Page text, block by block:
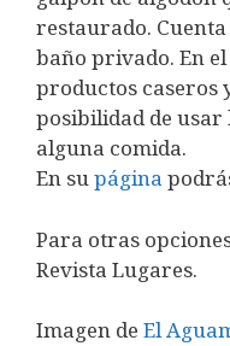
restaurado.
baño privado. En
productos caseros
posibilidad de
alguna comida.
En supágina
Para otras
Revista Lugares.
Imagen de El